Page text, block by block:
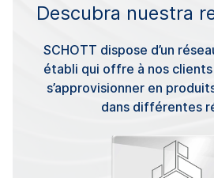
Descubra nuestra
SCHOTT dispose d’un
établi qui offre à nos
s’approvisionner en
dans différentes